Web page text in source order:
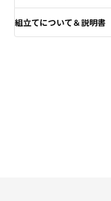
組立てについて＆説明書